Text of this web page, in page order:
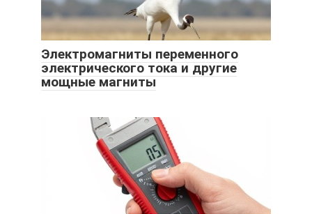
Электромагниты переменного
электрического тока и другие
мощные магниты